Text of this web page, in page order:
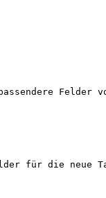
Felder
für die neue